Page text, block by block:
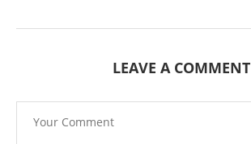
LEAVE A COMMENT